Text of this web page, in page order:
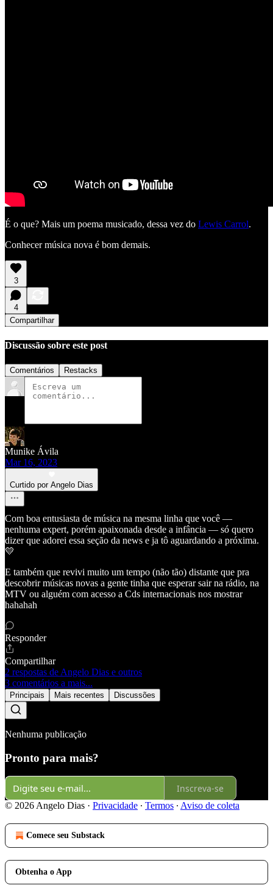
É o que? Mais um poema musicado, dessa vez do Lewis Carrol.
Conhecer música nova é bom demais.
3
4
Compartilhar
Discussão sobre este post
Comentários Restacks
Munike Ávila
Mar 16, 2023
Curtido por Angelo Dias
Com boa entusiasta de música na mesma linha que você —
nenhuma expert, porém apaixonada desde a infância — só quero
dizer que adorei essa seção da news e ja tô aguardando a próxima.
💛
E também que revivi muito um tempo (não tão) distante que pra
descobrir músicas novas a gente tinha que esperar sair na rádio, na
MTV ou alguém com acesso a Cds internacionais nos mostrar
hahahah
Responder
Compartilhar
2 respostas de Angelo Dias e outros
3 comentários a mais...
Principais Mais recentes Discussões
Nenhuma publicação
Pronto para mais?
Inscreva-se
© 2026 Angelo Dias · Privacidade ∙ Termos ∙ Aviso de coleta
Comece seu Substack
Obtenha o App